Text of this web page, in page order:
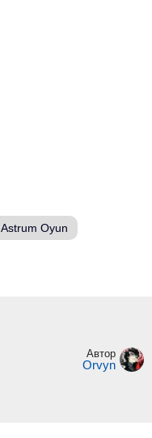
Astrum Oyun
Автор
Orvyn